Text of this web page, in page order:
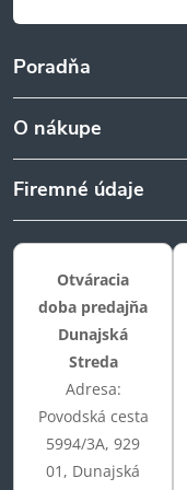
Poradňa
O nákupe
Firemné údaje
Otváracia
doba predajňa
Dunajská
Streda
Adresa:
Povodská cesta
5994/3A, 929
01, Dunajská